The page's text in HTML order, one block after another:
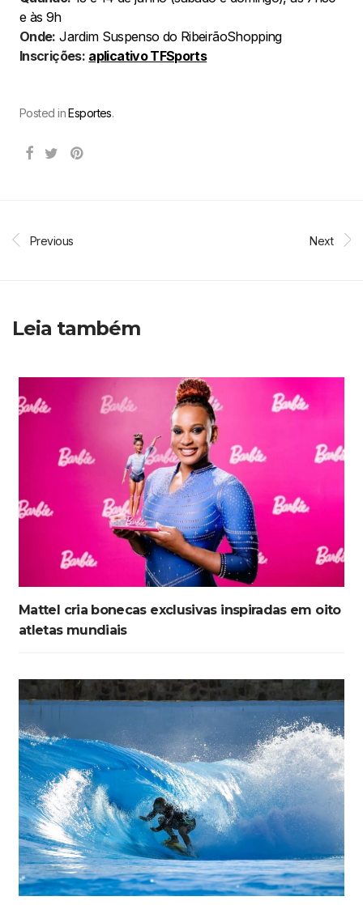
e às 9h
Onde: Jardim Suspenso do RibeirãoShopping
Inscrições: aplicativo TFSports
Posted inEsportes.
Previous Next
Leia também
Mattel cria bonecas exclusivas inspiradas em oito
atletas mundiais